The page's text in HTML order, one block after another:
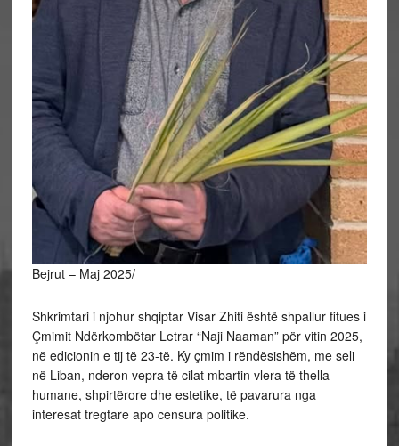
Bejrut – Maj 2025/
Shkrimtari i njohur shqiptar Visar Zhiti është shpallur fitues i
Çmimit Ndërkombëtar Letrar “Naji Naaman” për vitin 2025,
në edicionin e tij të 23-të. Ky çmim i rëndësishëm, me seli
në Liban, nderon vepra të cilat mbartin vlera të thella
humane, shpirtërore dhe estetike, të pavarura nga
interesat tregtare apo censura politike.